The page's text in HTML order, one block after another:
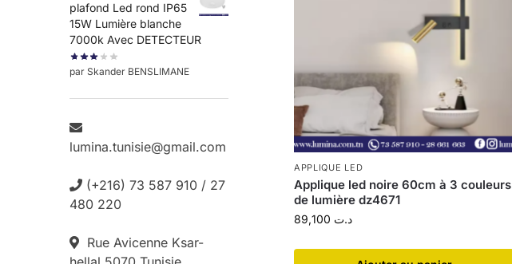
APPLIQUE LED
Applique led noire 60cm à 3 couleurs
de lumière dz4671
د.ت
plafond Led rond IP65
15W Lumière blanche
7000k Avec DETECTEUR
par Skander BENSLIMANE
lumina.tunisie@gmail.com
(+216) 73 587 910 / 27
480 220
Rue Avicenne Ksar-